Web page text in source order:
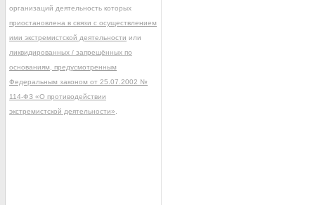
организаций деятельность которых
приостановлена в связи с осуществлением
ими экстремистской деятельности или
ликвидированных / запрещённых по
основаниям, предусмотренным
Федеральным законом от 25.07.2002 №
114-ФЗ «О противодействии
экстремистской деятельности»